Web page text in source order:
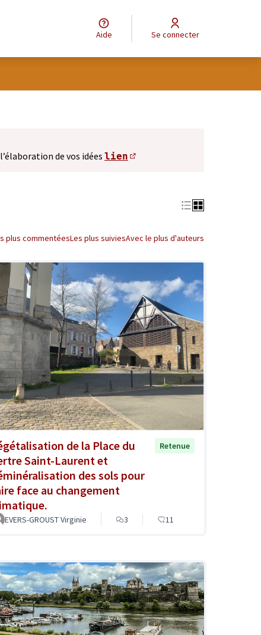
Aide Se connecter
de vos idées lien
plus commentéesLes plus suiviesAvec le plus d'auteurs
de la Place du
Saint-Laurent et
des sols pour
face au changement
Retenue
EVERS-GROUST Virginie 3 11